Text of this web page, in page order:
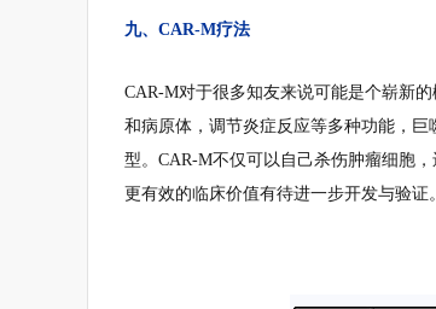
九、CAR-M疗法
CAR-M对于很多知友来说可能是个崭新
和病原体，调节炎症反应等多种功能，
型。CAR-M不仅可以自己杀伤肿瘤细胞
更有效的临床价值有待进一步开发与验证。